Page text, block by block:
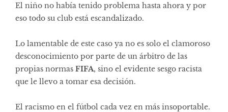
El niño no había tenido problema hasta ahora y por
eso todo su club está escandalizado.
Lo lamentable de este caso ya no es solo el clamoroso
desconocimiento por parte de un árbitro de las
propias normas FIFA, sino el evidente sesgo racista
que le llevo a tomar esa decisión.
El racismo en el fútbol cada vez en más insoportable.